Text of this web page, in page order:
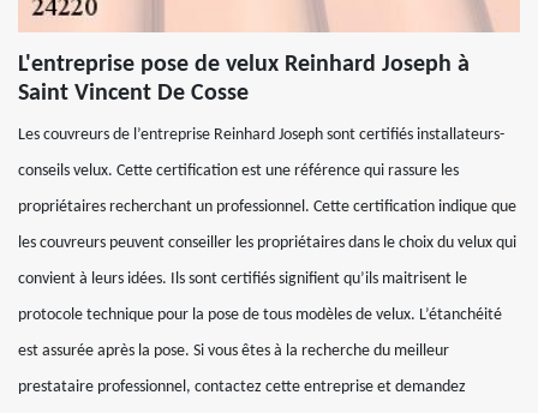
L'entreprise pose de velux Reinhard Joseph à
Saint Vincent De Cosse
Les couvreurs de l’entreprise Reinhard Joseph sont certifiés installateurs-
conseils velux. Cette certification est une référence qui rassure les
propriétaires recherchant un professionnel. Cette certification indique que
les couvreurs peuvent conseiller les propriétaires dans le choix du velux qui
convient à leurs idées. Ils sont certifiés signifient qu’ils maitrisent le
protocole technique pour la pose de tous modèles de velux. L’étanchéité
est assurée après la pose. Si vous êtes à la recherche du meilleur
prestataire professionnel, contactez cette entreprise et demandez